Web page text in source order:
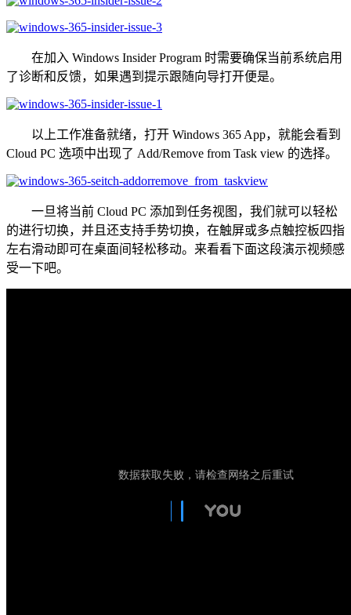
在加入 Windows Insider Program 时需要确保当前系统启用
了诊断和反馈，如果遇到提示跟随向导打开便是。
以上工作准备就绪，打开 Windows 365 App，就能会看到
Cloud PC 选项中出现了 Add/Remove from Task view 的选择。
一旦将当前 Cloud PC 添加到任务视图，我们就可以轻松
的进行切换，并且还支持手势切换，在触屏或多点触控板四指
左右滑动即可在桌面间轻松移动。来看看下面这段演示视频感
受一下吧。